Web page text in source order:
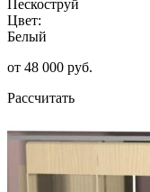
Пескоструй
Цвет:
Белый
от 48 000 руб.
Рассчитать